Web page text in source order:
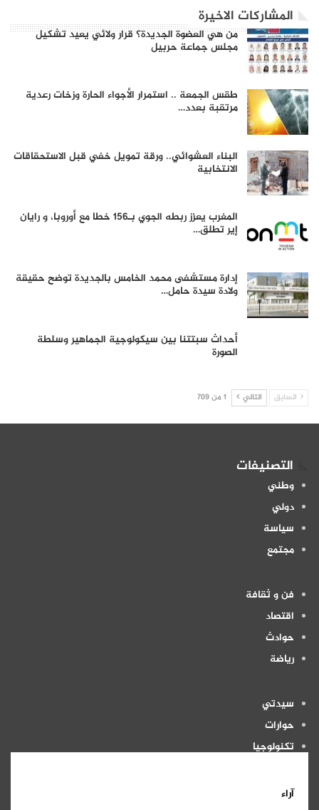
المشاركات الاخيرة
من هي العضوة الجديدة؟ قرار ولائي يعيد تشكيل
مجلس جماعة حربيل
طقس الجمعة .. استمرار الأجواء الحارة وزخات رعدية
مرتقبة بعدد…
البناء العشوائي.. ورقة تمويل خفي قبل الاستحقاقات
الانتخابية
المغرب يعزز ربطه الجوي بـ156 خطا مع أوروبا، و رايان
إير تطلق…
إدارة مستشفى محمد الخامس بالجديدة توضح حقيقة
ولادة سيدة حامل…
أحداث سبتتنا بين سيكولوجية الجماهير وسلطة
الصورة
السابق التالي 1 من 709
التصنيفات
وطني
دولي
سياسة
مجتمع
فن و ثقافة
اقتصاد
حوادث
رياضة
سيدتي
حوارات
تكنولوجيا
آراء